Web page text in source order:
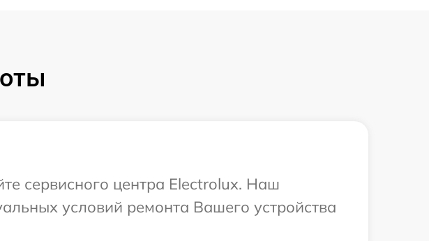
сервисного центра Electrolux. Наш
условий ремонта Вашего устройства